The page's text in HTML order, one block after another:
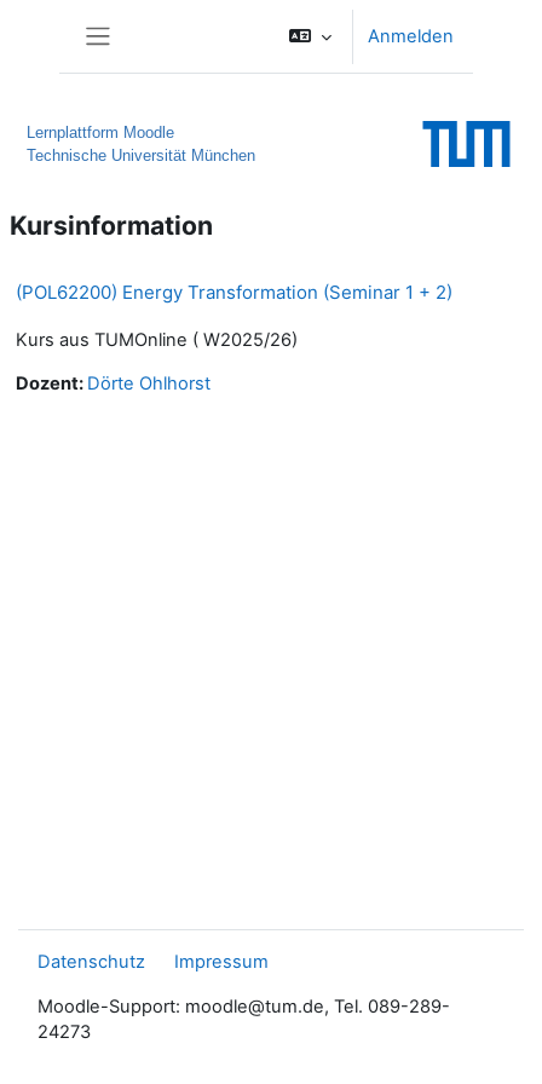
Anmelden
Lernplattform Moodle
Technische Universität München
Kursinformation
(POL62200) Energy Transformation (Seminar 1 + 2)
Kurs aus TUMOnline ( W2025/26)
Dozent: Dörte Ohlhorst
Datenschutz Impressum
Moodle-Support: moodle@tum.de, Tel. 089-289-
24273